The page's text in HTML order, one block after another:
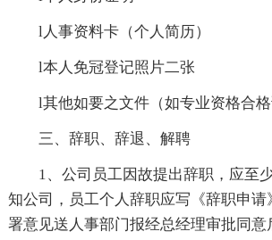
l人事资料卡（个人简历）
l本人免冠登记照片二张
l其他如要之文件（如专业资格合格
三、辞职、辞退、解聘
1、公司员工因故提出辞职，应至
知公司，员工个人辞职应写《辞职申
署意见送人事部门报经总经理审批同